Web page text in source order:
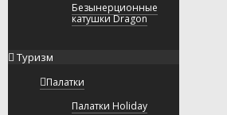
Безынерционные
катушки Dragon
Туризм
Палатки
Палатки Holiday